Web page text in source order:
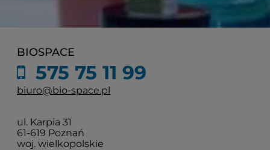
BIOSPACE
575 75 11 99
biuro@bio-space.pl
ul. Karpia 31
61-619 Poznań
woj. wielkopolskie